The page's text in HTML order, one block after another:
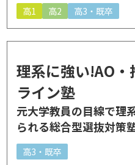
高1 高2 高3・既卒
理系に強い!AO
ライン塾
元大学教員の目線で理
られる総合型選抜対策
高3・既卒